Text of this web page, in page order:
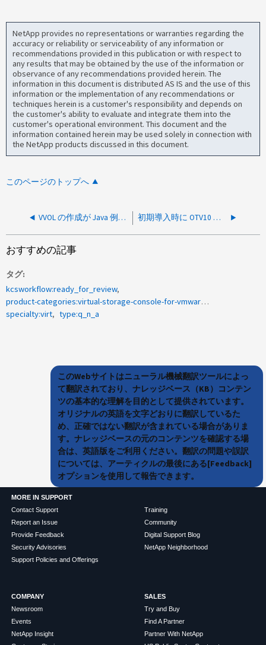
NetApp provides no representations or warranties regarding the
accuracy or reliability or serviceability of any information or
recommendations provided in this publication or with respect to
any results that may be obtained by the use of the information or
observance of any recommendations provided herein. The
information in this document is distributed AS IS and the use of this
information or the implementation of any recommendations or
techniques herein is a customer's responsibility and depends on
the customer's ability to evaluate and integrate them into the
customer's operational environment. This document and the
information contained herein may be used solely in connection with
the NetApp products discussed in this document.
このページのトップへ
VVOL の作成が Java 例外で失敗する 初期導入時に OTV10 に使用される IP アドレスは何ですか。
おすすめの記事
タグ
kcsworkflow:ready_for_review
product-categories:virtual-storage-console-for-vmware-vsphere
specialty:virt
type:q_n_a
このWebサイトはニューラル機械翻訳ツールによっ
て翻訳されており、ナレッジベース（KB）コンテン
ツの基本的な理解を目的として提供されています。
オリジナルの英語を文字どおりに翻訳しているた
め、正確ではない翻訳が含まれている場合がありま
す。ナレッジベースの元のコンテンツを確認する場
合は、英語版をご利用ください。翻訳の問題や誤訳
については、アーティクルの最後にある[Feedback]
オプションを使用して報告できます。
MORE IN SUPPORT
Contact Support
Report an Issue
Provide Feedback
Security Advisories
Support Policies and Offerings
Training
Community
Digital Support Blog
NetApp Neighborhood
COMPANY
Newsroom
Events
NetApp Insight
SALES
Try and Buy
Find A Partner
Partner With NetApp